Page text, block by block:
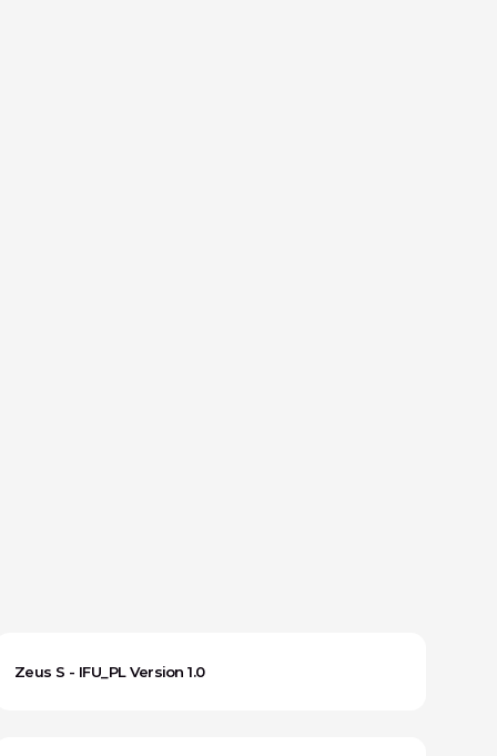
Zeus S - IFU_PL Version 1.0